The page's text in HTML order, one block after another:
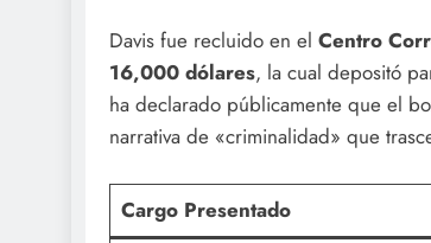
Davis fue recluido en el Centro
16,000 dólares, la cual depositó
ha declarado públicamente que el
narrativa de «criminalidad» que
Cargo Presentado